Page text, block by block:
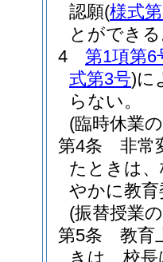
認願(様式
とができ
4
第1項第6
式第3号)に
らない。
(臨時休業
第4条
非常
たときは
やかに教
(振替授業
第5条
教育
きは、校